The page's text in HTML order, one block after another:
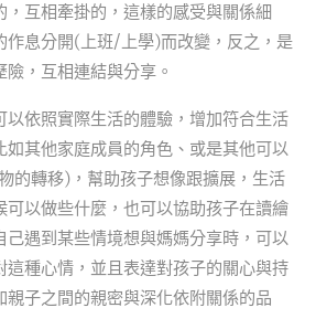
，互相牽掛的，這樣的感受與關係細
作息分開(上班/上學)而改變，反之，是
，互相連結與分享。
以依照實際生活的體驗，增加符合生活
如其他家庭成員的角色、或是其他可以
的轉移)，幫助孩子想像跟擴展，生活
可以做些什麼，也可以協助孩子在讀繪
己遇到某些情境想與媽媽分享時，可以
這種心情，並且表達對孩子的關心與持
親子之間的親密與深化依附關係的品